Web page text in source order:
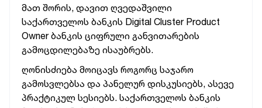
მათ შორის, დავით ღვედაშვილი
საქართველოს ბანკის Digital Cluster Product
Owner ბანკის ციფრული განვითარების
გამოცდილებაზე ისაუბრებს.
ღონისძიება მოიცავს როგორც საჯარო
გამოსვლებსა და პანელურ დისკუსიებს, ასევე
პრაქტიკულ სესიებს. საქართველოს ბანკის